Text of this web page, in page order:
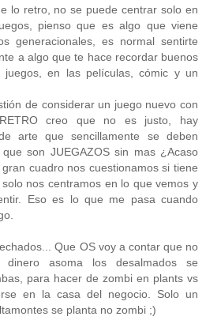
lo retro, no se puede centrar solo en
pienso que es algo que viene
generacionales, es normal sentirte
a algo que te hace recordar buenos
juegos, en las películas, cómic y un
de considerar un juego nuevo con
creo que no es justo, hay
arte que sencillamente se deben
son JUEGAZOS sin mas ¿Acaso
cuadro nos cuestionamos si tiene
nos centramos en lo que vemos y
Eso es lo que me pasa cuando
Que OS voy a contar que no
dinero asoma los desalmados se
para hacer de zombi en plants vs
en la casa del negocio. Solo un
se planta no zombi ;)